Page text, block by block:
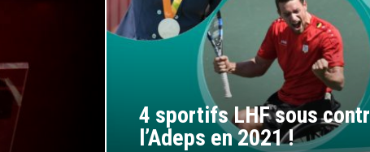
4 sportifs LHF sous
l’Adeps en 2021 !